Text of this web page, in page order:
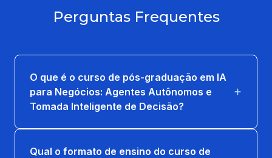
FUNDAMENTOS DE SEGURANÇA DA
INFORMAÇÃO
GOVERNANÇA, PREPARAÇÃO E
VISUALIZAÇÃO DE DADOS
36 horas
INFORMAÇÃO
Perguntas Frequentes
O que é o curso de pós-graduação em IA
para Negócios: Agentes Autônomos e
Tomada Inteligente de Decisão?
Qual o formato de ensino do curso de